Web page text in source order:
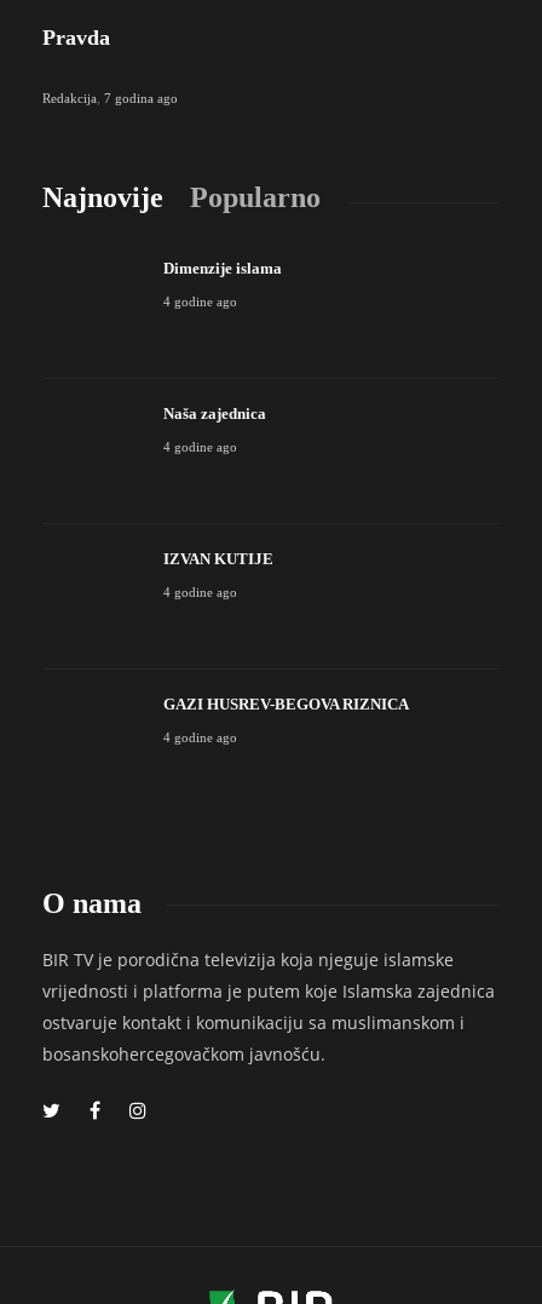
Pravda
Redakcija 7 godina ago
Najnovije Popularno
Dimenzije islama
4 godine ago
Naša zajednica
4 godine ago
IZVAN KUTIJE
4 godine ago
GAZI HUSREV-BEGOVA RIZNICA
4 godine ago
O nama
BIR TV je porodična televizija koja njeguje islamske
vrijednosti i platforma je putem koje Islamska zajednica
ostvaruje kontakt i komunikaciju sa muslimanskom i
bosanskohercegovačkom javnošću.